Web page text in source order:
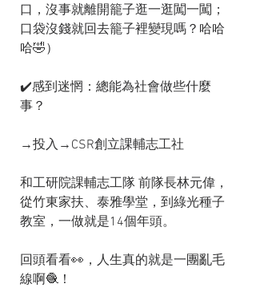
口，沒事就離開籠子逛一逛闖一闖；
口袋沒錢就回去籠子裡變現嗎？哈哈
哈🤣）
✔️感到迷惘：總能為社會做些什麼
事？
→投入→CSR創立課輔志工社
和工研院課輔志工隊 前隊長林元偉，
從竹東家扶、泰雅學堂，到綠光種子
教室，一做就是14個年頭。
回頭看看👀，人生真的就是一團亂毛
線啊🧶！